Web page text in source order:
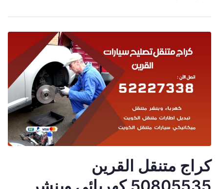
كراج متنقل القرين